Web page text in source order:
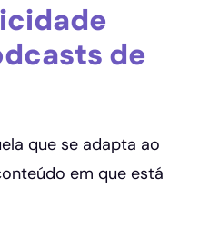
de
que se adapta ao
em que está